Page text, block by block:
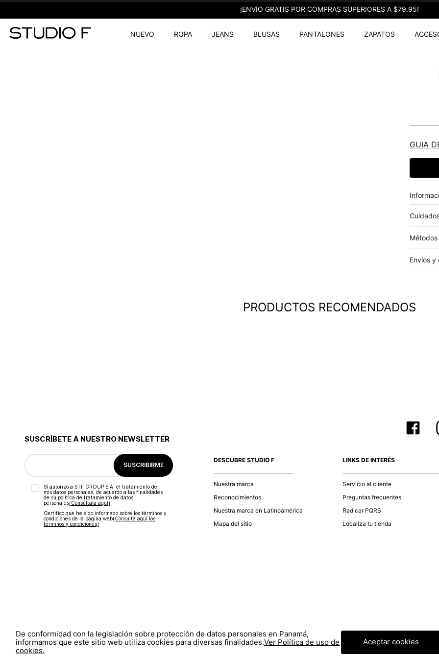
¡ENVÍO GRATIS POR COMPRAS SUPERIORES A $79.95!
NUEVO ROPA JEANS BLUSAS PANTALONES ZAPATOS
GUIA
Tarjetas
Envíos y
análisis
tu
PRODUCTOS RECOMENDADOS
SUSCRÍBETE A NUESTRO NEWSLETTER
SUSCRIBIRME
Sí autorizo a STF GROUP S.A. el tratamiento de
mis datos personales, de acuerdo a las finalidades
de su política de tratamiento de datos
personales‎(Consúltala aquí)
Certifico que he sido informado sobre los términos y
condiciones de la página web‎(Consúlta aquí los
términos y condiciones)
DESCUBRE STUDIO F
Nuestra marca
Reconocimientos
Nuestra marca en Latinoamérica
Mapa del sitio
LINKS DE INTERÉS
Servicio al cliente
Preguntas frecuentes
Radicar PQRS
Localiza tu tienda
© COPYRIGHT 2020 STF GROUP S.A. TODOS LOS DERECHOS RESERVADOS.
De conformidad con la legislación sobre protección de datos personales en Panamá,
informamos que este sitio web utiliza cookies para diversas finalidades.Ver Política de uso de
cookies.
Aceptar cookies